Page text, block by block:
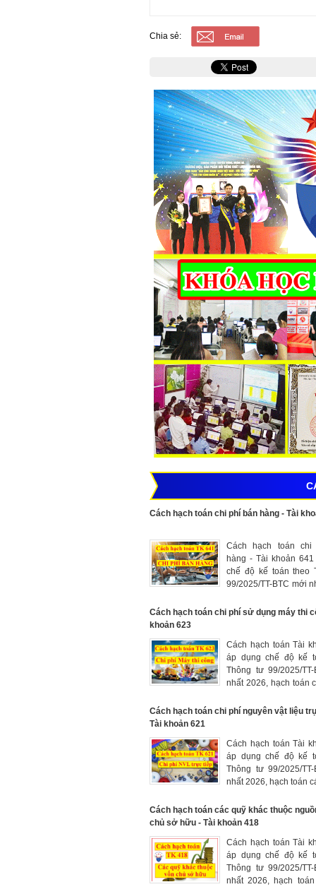
Chia sẻ:
Cách hạch toán chi phí bán hàng - Tài
Cách hạch toán
hàng - Tài khoản
chế độ kế toán theo
99/2025/TT-BTC mới
phát sinh trong quá
Cách hạch toán chi phí sử dụng máy thi
khoản 623
Cách hạch toán Tài
áp dụng chế độ kế
Thông tư 99/2025/
nhất 2026, hạch toán
trực tiếp cho hoạt
kết hợp bằng máy
Cách hạch toán chi phí nguyên vật liệu
Tài khoản 621
Cách hạch toán Tài
áp dụng chế độ kế
Thông tư 99/2025/
nhất 2026, hạch toán
trực tiếp cho hoạt
sản phẩm, thực hiện
Cách hạch toán các quỹ khác thuộc
chủ sở hữu - Tài khoản 418
Cách hạch toán Tài
áp dụng chế độ kế
Thông tư 99/2025/
nhất 2026, hạch